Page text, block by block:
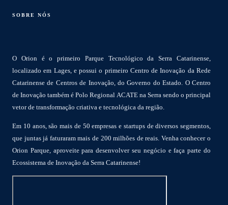
SOBRE NÓS
O Orion é o primeiro Parque Tecnológico da Serra Catarinense,
localizado em Lages, e possui o primeiro Centro de Inovação da Rede
Catarinense de Centros de Inovação, do Governo do Estado. O Centro
de Inovação também é Polo Regional ACATE na Serra sendo o principal
vetor de transformação criativa e tecnológica da região.
Em 10 anos, são mais de 50 empresas e startups de diversos segmentos,
que juntas já faturaram mais de 200 milhões de reais. Venha conhecer o
Orion Parque, aproveite para desenvolver seu negócio e faça parte do
Ecossistema de Inovação da Serra Catarinense!